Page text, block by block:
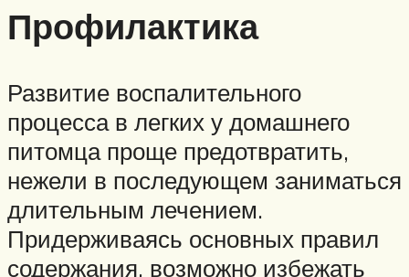
Профилактика
Развитие воспалительного
процесса в легких у домашнего
питомца проще предотвратить,
нежели в последующем заниматься
длительным лечением.
Придерживаясь основных правил
содержания, возможно избежать